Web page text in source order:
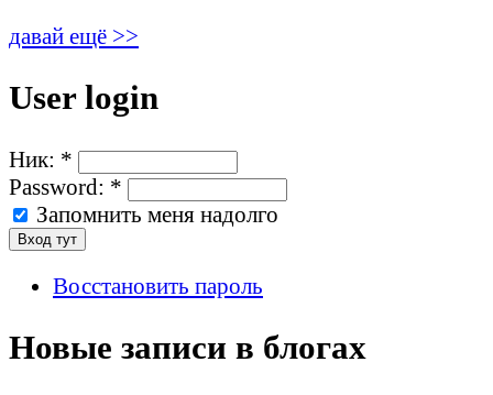
давай ещё >>
User login
Ник: *
Password: *
Запомнить меня надолго
Восстановить пароль
Новые записи в блогах